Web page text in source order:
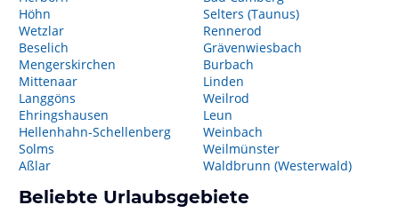
Höhn
Wetzlar
Beselich
Mengerskirchen
Mittenaar
Langgöns
Ehringshausen
Hellenhahn-Schellenberg
Solms
Aßlar
Selters (Taunus)
Rennerod
Grävenwiesbach
Burbach
Linden
Weilrod
Leun
Weinbach
Weilmünster
Waldbrunn (Westerwald)
Beliebte Urlaubsgebiete